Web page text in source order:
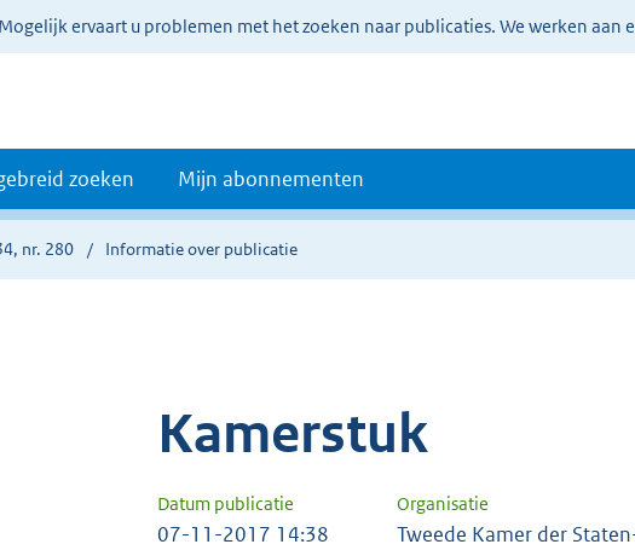
Mogelijk ervaart u problemen met het zoeken naar publicaties. We werken aan
zoeken Mijn abonnementen
nr. 280 Informatie over publicatie
Kamerstuk
Datum publicatie Organisatie
07-11-2017 14:38 Tweede Kamer der